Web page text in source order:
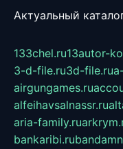
Актуальный
133chel.ru13autor-
3-d-file.ru3d-file.ru
airgungames.ru
alfeihavsalnassr.ru
aria-family.ru
bankaribi.ru